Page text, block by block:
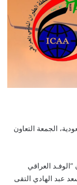
الجمعة التعاون
العراقي
عبد الهادي التقى